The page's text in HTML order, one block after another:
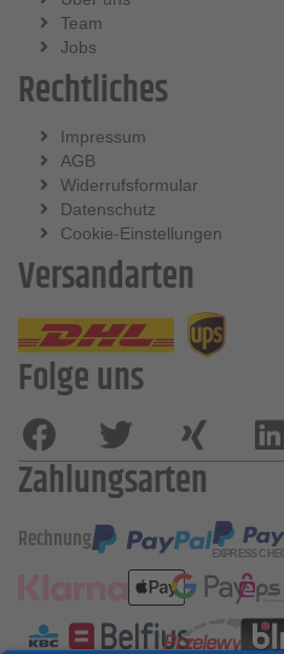
Team
Jobs
Rechtliches
Impressum
AGB
Widerrufsformular
Datenschutz
Cookie-Einstellungen
Versandarten
Folge uns
Zahlungsarten
Rechnung